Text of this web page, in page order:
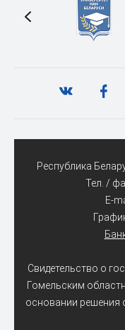
Республика
Тел. /
E-
Свидетельство о
Гомельским
основании решения